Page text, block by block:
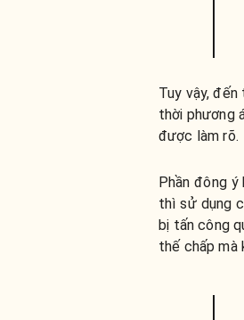
Tuy vậy,
thời phương
được làm rõ.
Phần đông
thì sử dụng
bị tấn công
thế chấp mà